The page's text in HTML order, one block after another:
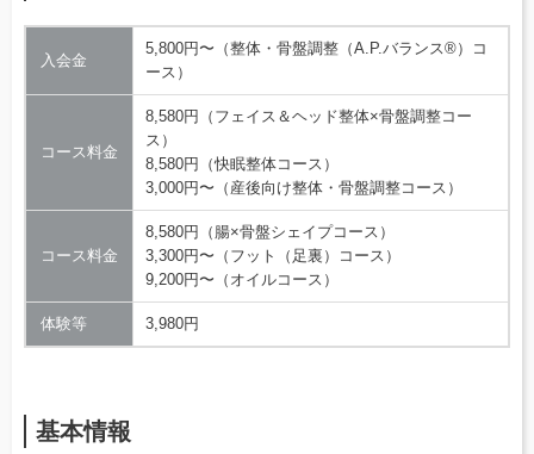
入会金
5,800円〜（整体・骨盤調整（A.P.バランス®）コ
ース）
コース料金
8,580円（フェイス＆ヘッド整体×骨盤調整コー
ス）
8,580円（快眠整体コース）
3,000円〜（産後向け整体・骨盤調整コース）
コース料金
8,580円（腸×骨盤シェイプコース）
3,300円〜（フット（足裏）コース）
9,200円〜（オイルコース）
体験等 3,980円
基本情報